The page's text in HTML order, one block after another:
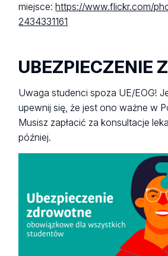
miejsce:https://www.flickr.com/
2434331161
UBEZPIECZENIE
Uwaga studenci spoza UE/EOG!
upewnij się, że jest ono ważne w
Musisz zapłacić za konsultacje
później.